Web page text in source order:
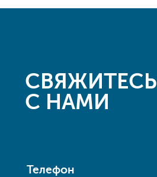
СВЯЖИТЕСЬ
С НАМИ
Телефон